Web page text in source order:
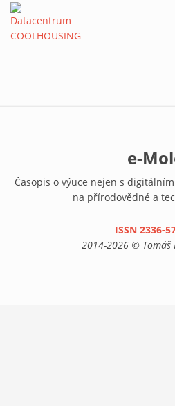
e-
Časopis o výuce nejen s
na přírodovědné a
ISSN 2336-
2014-2026 © Tomáš